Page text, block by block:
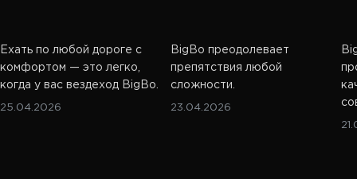
Ехать по любой дороге с
комфортом — это легко,
когда у вас вездеход BigBo.
25.04.2026
BigBo преодолевает
препятствия любой
сложности.
23.04.2026